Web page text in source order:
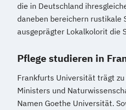
die in Deutschland
daneben bereichern rustikale
ausgeprägter Lokalkolorit die
Pflege studieren in
Frankfurts Universität trägt
Ministers und
Namen Goethe Universität.